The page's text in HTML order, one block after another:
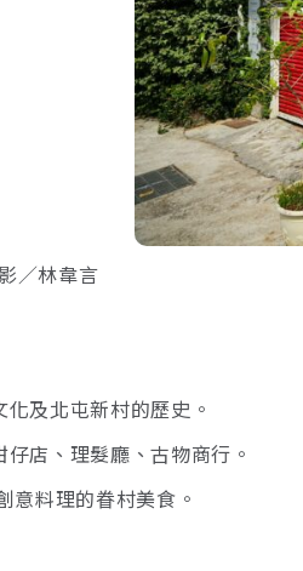
／林韋言
及北屯新村的歷史。
店、理髮廳、古物商行。
意料理的眷村美食。